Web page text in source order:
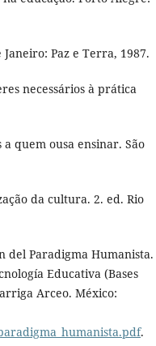
Paz e Terra, 1987.
necessários à prática
a quem ousa ensinar. São
da cultura. 2. ed. Rio
del Paradigma Humanista.
Educativa (Bases
Arceo. México:
.